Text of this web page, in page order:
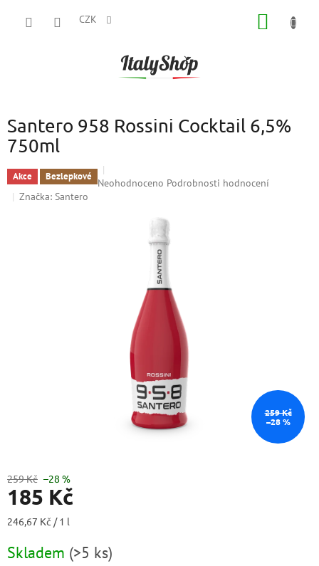
CZK
Santero 958 Rossini Cocktail 6,5%
750ml
Akce Bezlepkové Průměrné
Neohodnoceno Podrobnosti hodnocení
Značka: Santero
259 Kč
–28 %
259 Kč –28 %
185 Kč
Měrná
246,67 Kč / 1 l
Skladem (>5 ks)